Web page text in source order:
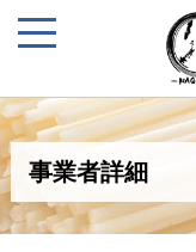
事業者詳細